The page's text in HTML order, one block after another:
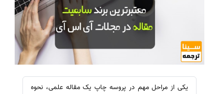
یکی از مراحل مهم در پروسه چاپ یک مقاله علمی، نحوه